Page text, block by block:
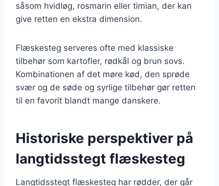
såsom hvidløg, rosmarin eller timian, der kan
give retten en ekstra dimension.
Flæskesteg serveres ofte med klassiske
tilbehør som kartofler, rødkål og brun sovs.
Kombinationen af det møre kød, den sprøde
svær og de søde og syrlige tilbehør gør retten
til en favorit blandt mange danskere.
Historiske perspektiver på
langtidsstegt flæskesteg
Langtidsstegt flæskesteg har rødder, der går